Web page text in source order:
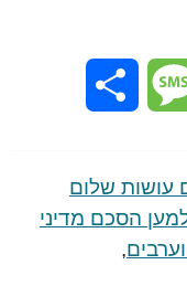
Message
עושות שלום
הסכם מדיני
,